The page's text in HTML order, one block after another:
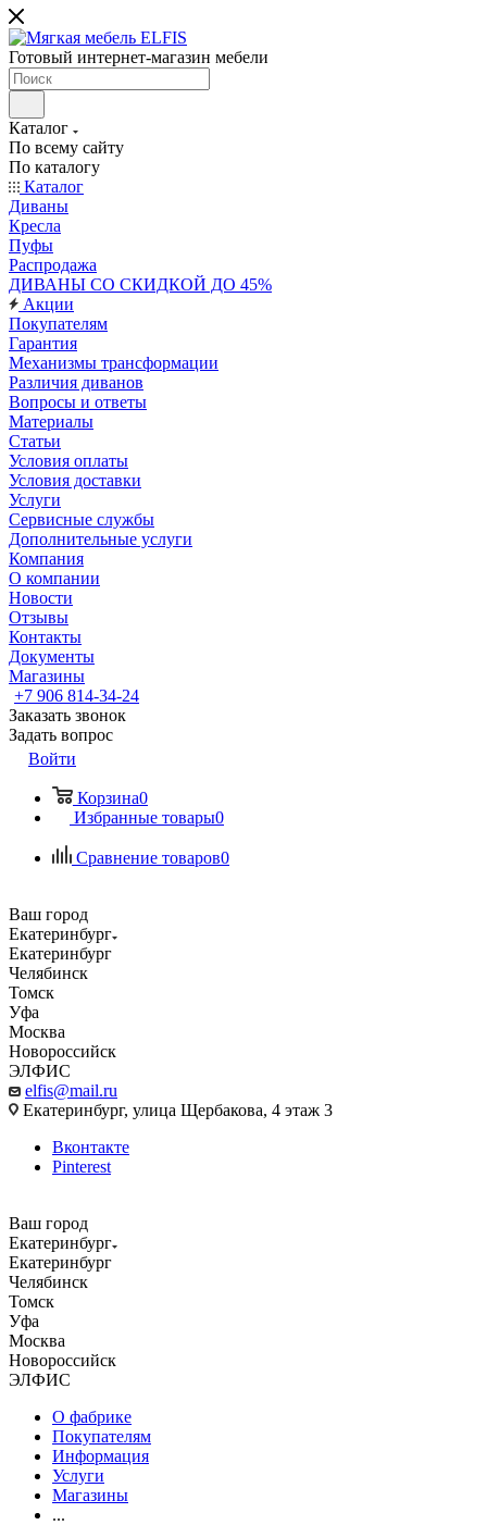
Готовый интернет-магазин мебели
Каталог
По всему сайту
По каталогу
Каталог
Диваны
Кресла
Пуфы
Распродажа
ДИВАНЫ СО СКИДКОЙ ДО 45%
Акции
Покупателям
Гарантия
Механизмы трансформации
Различия диванов
Вопросы и ответы
Материалы
Статьи
Условия оплаты
Условия доставки
Услуги
Сервисные службы
Дополнительные услуги
Компания
О компании
Новости
Отзывы
Контакты
Документы
Магазины
+7 906 814-34-24
Заказать звонок
Задать вопрос
Войти
Корзина0
Избранные товары0
Сравнение товаров0
Ваш город
Екатеринбург
Екатеринбург
Челябинск
Томск
Уфа
Москва
Новороссийск
ЭЛФИС
elfis@mail.ru
Екатеринбург, улица Щербакова, 4 этаж 3
Вконтакте
Pinterest
Ваш город
Екатеринбург
Екатеринбург
Челябинск
Томск
Уфа
Москва
Новороссийск
ЭЛФИС
О фабрике
Покупателям
Информация
Услуги
Магазины
...